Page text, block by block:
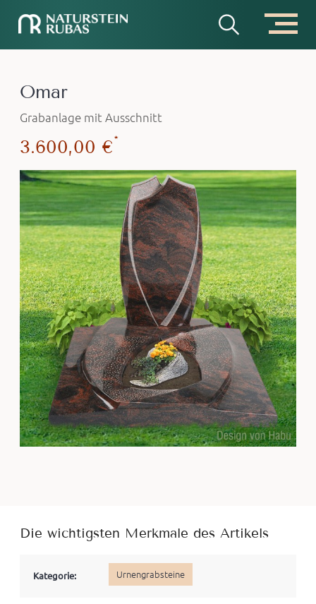
Omar
Grabanlage mit Ausschnitt
3.600,00 €*
Die wichtigsten Merkmale des Artikels
Kategorie: Urnengrabsteine